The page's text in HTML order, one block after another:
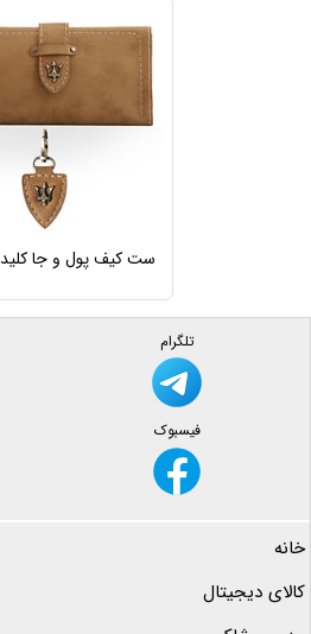
ست کیف پول و جا
تلگرام
فیسبوک
خانه
کالای دیجیتال